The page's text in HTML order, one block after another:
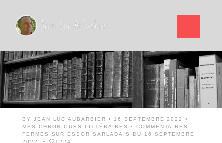
BY JEAN LUC AUBARBIER
• 16 SEPTEMBRE 2022 •
MES CHRONIQUES LITTÉRAIRES
• COMMENTAIRES
FERMÉS
SUR ESSOR SARLADAIS DU 16 SEPTEMBRE
2022.
• 1224